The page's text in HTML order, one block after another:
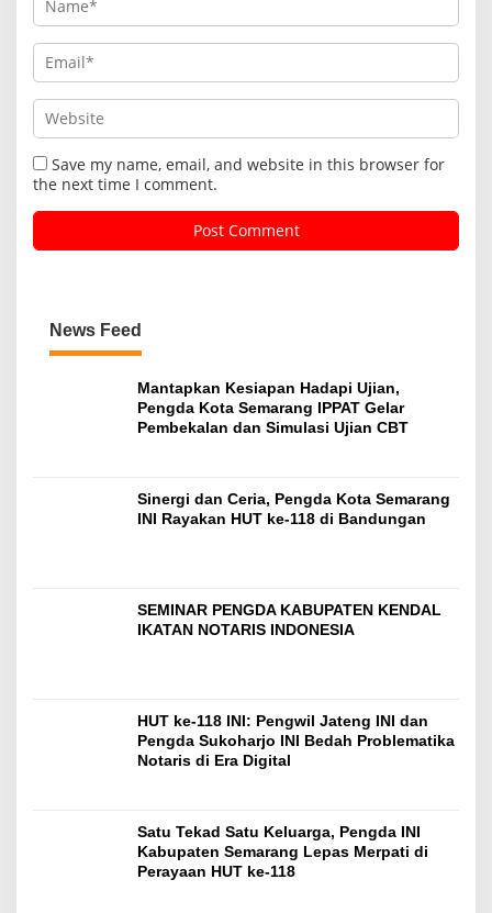
Save my name, email, and website in this browser for
the next time I comment.
News Feed
Mantapkan Kesiapan Hadapi Ujian,
Pengda Kota Semarang IPPAT Gelar
Pembekalan dan Simulasi Ujian CBT
Sinergi dan Ceria, Pengda Kota Semarang
INI Rayakan HUT ke-118 di Bandungan
SEMINAR PENGDA KABUPATEN KENDAL
IKATAN NOTARIS INDONESIA
HUT ke-118 INI: Pengwil Jateng INI dan
Pengda Sukoharjo INI Bedah Problematika
Notaris di Era Digital
Satu Tekad Satu Keluarga, Pengda INI
Kabupaten Semarang Lepas Merpati di
Perayaan HUT ke-118